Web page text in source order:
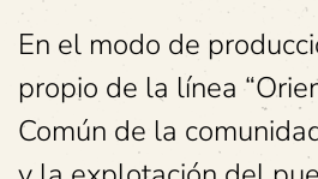
En el modo de
propio de la línea
Común de la